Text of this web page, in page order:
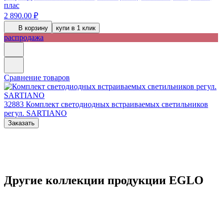
плас
2 890.00 ₽
В корзину купи в 1 клик
распродажа
Сравнение товаров
32883 Комплект светодиодных встраиваемых светильников
регул. SARTIANO
Заказать
Другие коллекции продукции EGLO